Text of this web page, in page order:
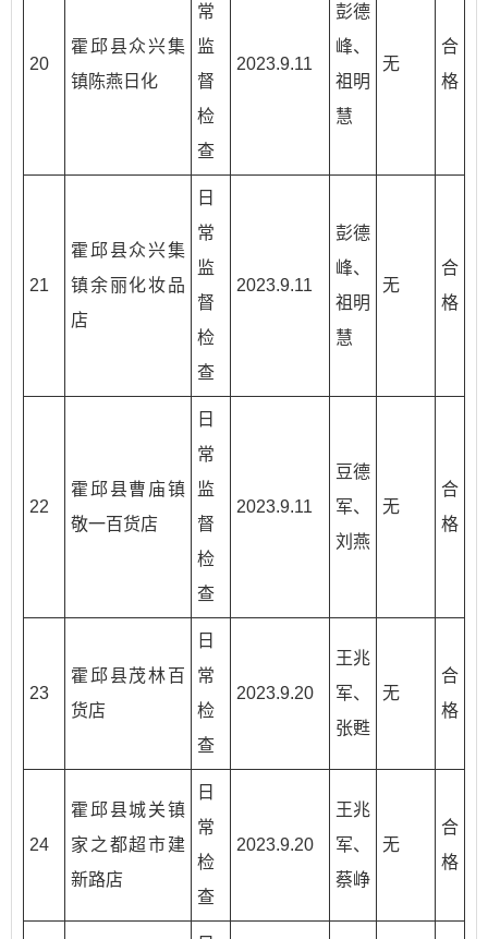
20
霍邱县众兴集
镇陈燕日化
常
监
督
检
查
2023.9.11
彭德
峰、
祖明
慧
无
合
格
21
霍邱县众兴集
镇余丽化妆品
店
日
常
监
督
检
查
2023.9.11
彭德
峰、
祖明
慧
无
合
格
22
霍邱县曹庙镇
敬一百货店
日
常
监
督
检
查
2023.9.11
豆德
军、
刘燕
无
合
格
23
霍邱县茂林百
货店
日
常
检
查
2023.9.20
王兆
军、
张甦
无
合
格
24
霍邱县城关镇
家之都超市建
新路店
日
常
检
查
2023.9.20
王兆
军、
蔡峥
无
合
格